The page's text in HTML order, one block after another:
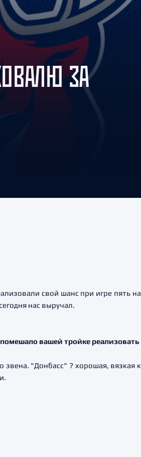
ЗА
свой шанс при игре пять
нас выручал.
помешало вашей тройке
звена. "Донбасс" ? хорошая,